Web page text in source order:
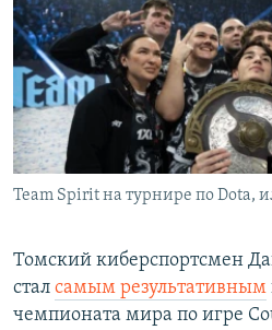
РАСПИСАНИЕ ВЕЩАНИЯ
ПОДПИШИТЕСЬ НА
СОЦИАЛЬНЫЕ СЕТИ
Все сайты РСЕ/РС
Team Spirit на турнире по Dota,
Томский киберспортсмен
стал самым результативным
чемпионата мира по игре